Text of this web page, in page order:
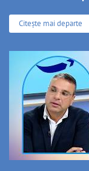
Citește mai departe